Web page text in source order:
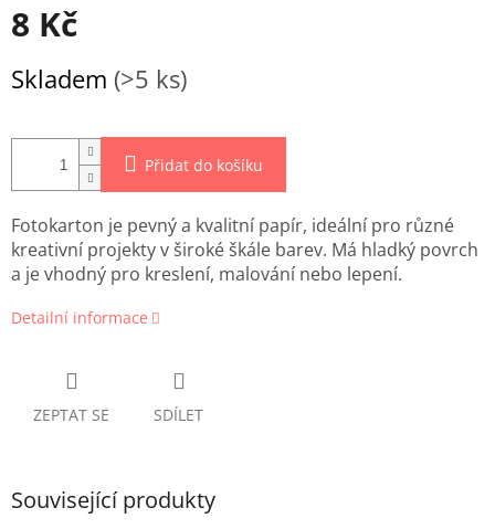
8 Kč
cena:
Skladem (>5 ks)
Přidat do košíku
Fotokarton je pevný a kvalitní papír, ideální pro různé
kreativní projekty v široké škále barev. Má hladký povrch
a je vhodný pro kreslení, malování nebo lepení.
Detailní informace
ZEPTAT SE SDÍLET
Související produkty